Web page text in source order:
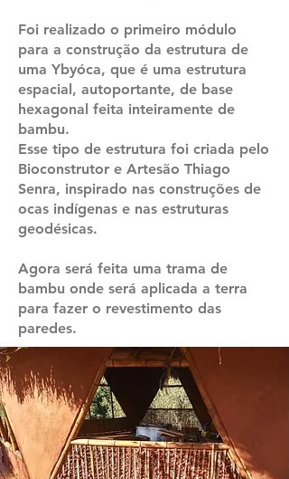
Foi realizado o primeiro módulo
para a construção da estrutura de
uma Ybyóca, que é uma estrutura
espacial, autoportante, de base
hexagonal feita inteiramente de
bambu.
​Esse tipo de estrutura foi criada pelo
Bioconstrutor e Artesão Thiago
Senra, inspirado nas construções de
ocas indígenas e nas estruturas
geodésicas.
Agora será feita uma trama de
bambu onde será aplicada a terra
para fazer o revestimento das
paredes.